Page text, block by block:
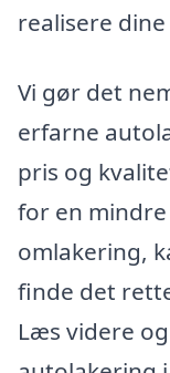
realisere dine
Vi gør det
erfarne
pris og
for en
omlakering,
finde det
Læs videre